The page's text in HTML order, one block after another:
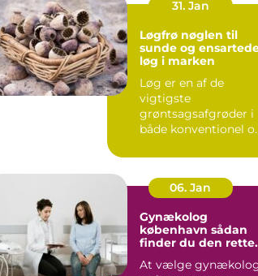
31. Jan
Løgfrø nøglen til
sunde og
løg i marken
Løg er en af de
vigtigste
grøntsagsafgrøder i
både konventionel
Når en avle...
06. Jan
Gynækolog
københavn sådan
finder du den rette
At vælge